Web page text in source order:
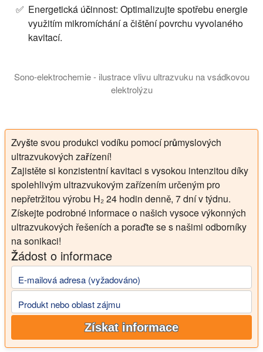
Energetická účinnost: Optimalizujte spotřebu energie
využitím mikromíchání a čištění povrchu vyvolaného
kavitací.
Sono-elektrochemie - ilustrace vlivu ultrazvuku na vsádkovou
elektrolýzu
Zvyšte svou produkci vodíku pomocí průmyslových
ultrazvukových zařízení!
Zajistěte si konzistentní kavitaci s vysokou intenzitou díky
spolehlivým ultrazvukovým zařízením určeným pro
nepřetržitou výrobu H₂ 24 hodin denně, 7 dní v týdnu.
Získejte podrobné informace o našich vysoce výkonných
ultrazvukových řešeních a poraďte se s našimi odborníky
na sonikaci!
Žádost o informace
E-mailová adresa (vyžadováno)
Produkt nebo oblast zájmu
Získat informace